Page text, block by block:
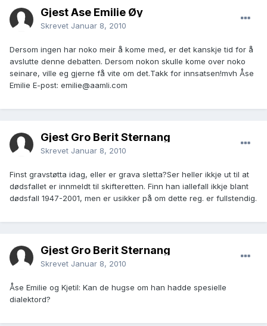
Gjest Åse Emilie Øy
Skrevet Januar 8, 2010
Dersom ingen har noko meir å kome med, er det kanskje tid for å
avslutte denne debatten. Dersom nokon skulle kome over noko
seinare, ville eg gjerne få vite om det.Takk for innsatsen!mvh Åse
Emilie E-post: emilie@aamli.com
Gjest Gro Berit Sternang
Skrevet Januar 8, 2010
Finst gravstøtta idag, eller er grava sletta?Ser heller ikkje ut til at
dødsfallet er innmeldt til skifteretten. Finn han iallefall ikkje blant
dødsfall 1947-2001, men er usikker på om dette reg. er fullstendig.
Gjest Gro Berit Sternang
Skrevet Januar 8, 2010
Åse Emilie og Kjetil: Kan de hugse om han hadde spesielle
dialektord?